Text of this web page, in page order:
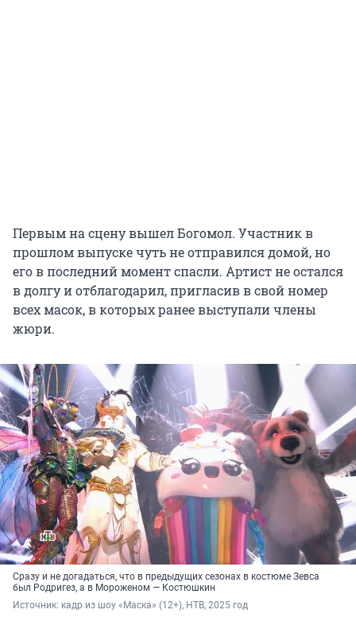
Первым на сцену вышел Богомол. Участник в
прошлом выпуске чуть не отправился домой, но
его в последний момент спасли. Артист не остался
в долгу и отблагодарил, пригласив в свой номер
всех масок, в которых ранее выступали члены
жюри.
Сразу и не догадаться, что в предыдущих сезонах в костюме Зевса
был Родригез, а в Мороженом — Костюшкин
Источник: кадр из шоу «Маска» (12+), НТВ, 2025 год